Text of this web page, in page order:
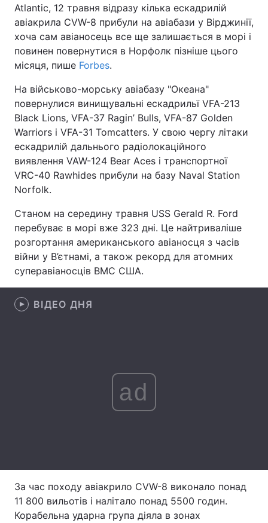
Спорт Наука
Техно і зв'язок Лайт
Зброя
Здоров'я Туризм
Цікавинки Погода
Лонгріди
Інтерв'ю Думки
Архів Вакансії
Послуги
Atlantic, 12 травня відразу кілька ескадрилій
авіакрила CVW-8 прибули на авіабази у Вірджинії,
хоча сам авіаносець все ще залишається в морі і
повинен повернутися в Норфолк пізніше цього
місяця, пише Forbes.
На військово-морську авіабазу "Океана"
повернулися винищувальні ескадрильї VFA-213
Black Lions, VFA-37 Ragin’ Bulls, VFA-87 Golden
Warriors і VFA-31 Tomcatters. У свою чергу літаки
ескадрилій дальнього радіолокаційного
виявлення VAW-124 Bear Aces і транспортної
VRC-40 Rawhides прибули на базу Naval Station
Norfolk.
Станом на середину травня USS Gerald R. Ford
перебуває в морі вже 323 дні. Це найтриваліше
розгортання американського авіаносця з часів
війни у В’єтнамі, а також рекорд для атомних
суперавіаносців ВМС США.
ВІДЕО ДНЯ
ad
За час походу авіакрило CVW-8 виконало понад
11 800 вильотів і налітало понад 5500 годин.
Корабельна ударна група діяла в зонах